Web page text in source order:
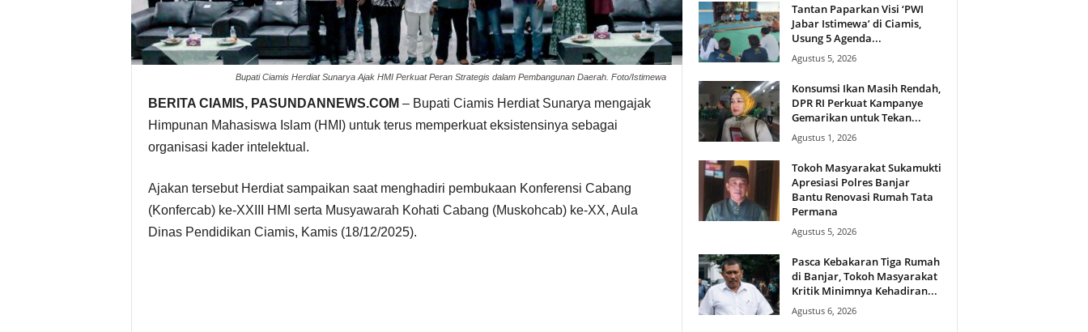
Bupati Ciamis Herdiat Sunarya Ajak HMI Perkuat Peran Strategis dalam Pembangunan Daerah. Foto/Istimewa
BERITA CIAMIS, PASUNDANNEWS.COM – Bupati Ciamis Herdiat Sunarya mengajak
Himpunan Mahasiswa Islam (HMI) untuk terus memperkuat eksistensinya sebagai
organisasi kader intelektual.
Ajakan tersebut Herdiat sampaikan saat menghadiri pembukaan Konferensi Cabang
(Konfercab) ke-XXIII HMI serta Musyawarah Kohati Cabang (Muskohcab) ke-XX, Aula
Dinas Pendidikan Ciamis, Kamis (18/12/2025).
Tantan Paparkan Visi ‘PWI
Jabar Istimewa’ di Ciamis,
Usung 5 Agenda...
Agustus 5, 2026
Konsumsi Ikan Masih Rendah,
DPR RI Perkuat Kampanye
Gemarikan untuk Tekan...
Agustus 1, 2026
Tokoh Masyarakat Sukamukti
Apresiasi Polres Banjar
Bantu Renovasi Rumah Tata
Permana
Agustus 5, 2026
Pasca Kebakaran Tiga Rumah
di Banjar, Tokoh Masyarakat
Kritik Minimnya Kehadiran...
Agustus 6, 2026